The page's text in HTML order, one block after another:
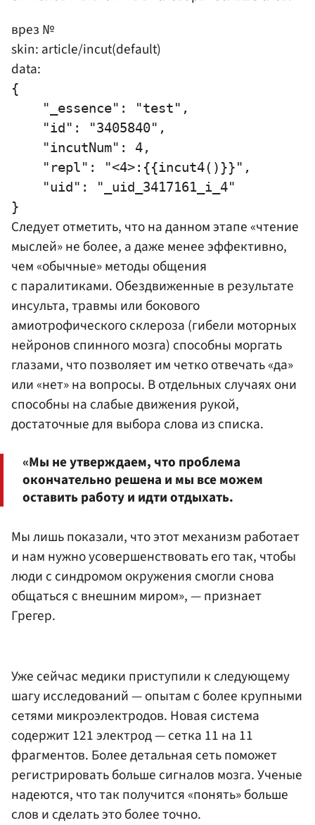
врез №
skin: article/incut(default)
data:
{
    "_essence": "test",
    "id": "3405840",
    "incutNum": 4,
    "repl": "<4>:{{incut4()}}",
    "uid": "_uid_3417161_i_4"
Следует отметить, что на данном этапе «чтение
мыслей» не более, а даже менее эффективно,
чем «обычные» методы общения
с паралитиками. Обездвиженные в результате
инсульта, травмы или бокового
амиотрофического склероза (гибели моторных
нейронов спинного мозга) способны моргать
глазами, что позволяет им четко отвечать «да»
или «нет» на вопросы. В отдельных случаях они
способны на слабые движения рукой,
достаточные для выбора слова из списка.
«Мы не утверждаем, что проблема
окончательно решена и мы все можем
оставить работу и идти отдыхать.
Мы лишь показали, что этот механизм работает
и нам нужно усовершенствовать его так, чтобы
люди с синдромом окружения смогли снова
общаться с внешним миром», — признает
Грегер.
Уже сейчас медики приступили к следующему
шагу исследований — опытам с более крупными
сетями микроэлектродов. Новая система
содержит 121 электрод — сетка 11 на 11
фрагментов. Более детальная сеть поможет
регистрировать больше сигналов мозга. Ученые
надеются, что так получится «понять» больше
слов и сделать это более точно.